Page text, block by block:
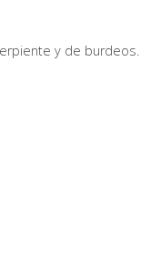
y de burdeos.